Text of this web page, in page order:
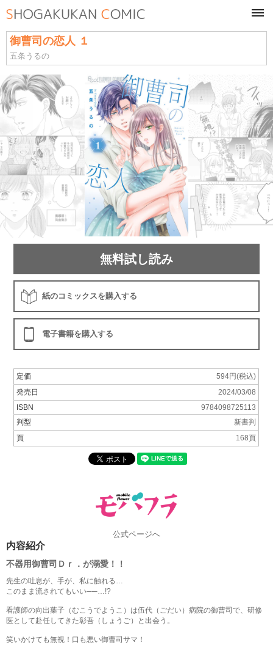
御曹司の恋人 １
五条うるの
無料試し読み
紙のコミックスを購入する
電子書籍を購入する
定価
594円(税込)
発売日
2024/03/08
ISBN
9784098725113
判型
新書判
頁
168頁
公式ページへ
内容紹介
不器用御曹司Ｄｒ．が溺愛！！
先生の吐息が、手が、私に触れる…
このまま流されてもいい──…!?
看護師の向出葉子（むこうでようこ）は伍代（ごだい）病院の御曹司で、研修
医として赴任してきた彰吾（しょうご）と出会う。
笑いかけても無視！口も悪い御曹司サマ！